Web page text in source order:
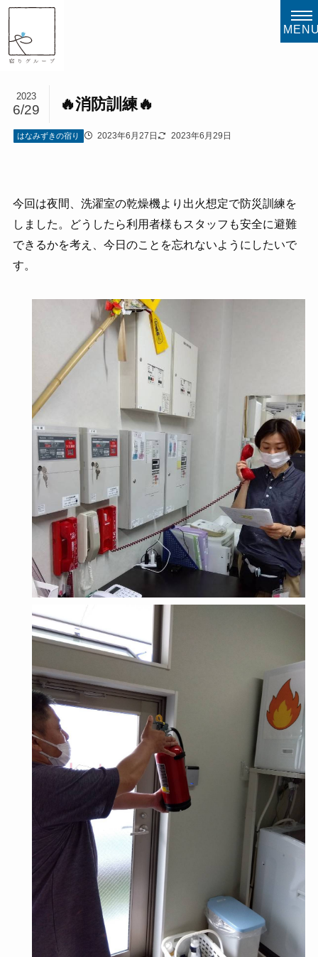
🔥消防訓練🔥
2023
6/29
はなみずきの宿り 2023年6月27日 2023年6月29日
今回は夜間、洗濯室の乾燥機より出火想定で防災訓練を
しました。どうしたら利用者様もスタッフも安全に避難
できるかを考え、今日のことを忘れないようにしたいで
す。